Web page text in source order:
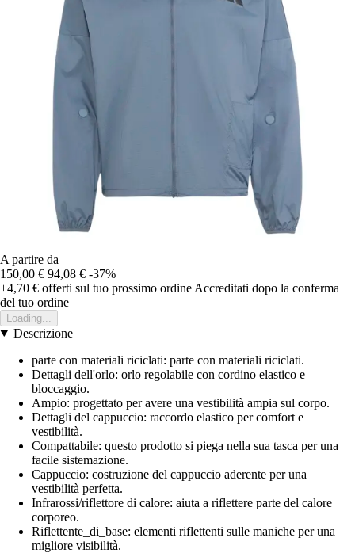
A partire da
150,00 € 94,08 € -37%
+4,70 € offerti sul tuo prossimo ordine Accreditati dopo la conferma
del tuo ordine
Loading...
Descrizione
parte con materiali riciclati: parte con materiali riciclati.
Dettagli dell'orlo: orlo regolabile con cordino elastico e
bloccaggio.
Ampio: progettato per avere una vestibilità ampia sul corpo.
Dettagli del cappuccio: raccordo elastico per comfort e
vestibilità.
Compattabile: questo prodotto si piega nella sua tasca per una
facile sistemazione.
Cappuccio: costruzione del cappuccio aderente per una
vestibilità perfetta.
Infrarossi/riflettore di calore: aiuta a riflettere parte del calore
corporeo.
Riflettente_di_base: elementi riflettenti sulle maniche per una
migliore visibilità.